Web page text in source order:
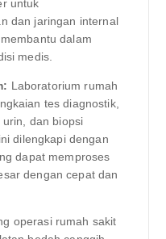
untuk
dan jaringan internal
dalam
medis.
Laboratorium rumah
tes diagnostik,
dan biopsi
dilengkapi dengan
dapat memproses
dengan cepat dan
operasi rumah sakit